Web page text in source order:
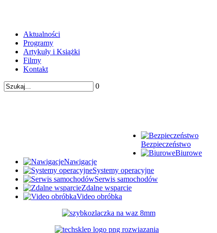
Aktualności
Programy
Artykuły i Książki
Filmy
Kontakt
0
Bezpieczeństwo
Biurowe
Nawigacje
Systemy operacyjne
Serwis samochodów
Zdalne wsparcie
Video obróbka